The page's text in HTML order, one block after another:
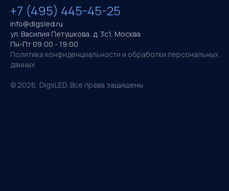
+7 (495) 445-45-25
info@digsled.ru
ул. Василия Петушкова, д. 3с1, Москва
Пн-Пт 09:00 - 19:00
Политика конфиденциальности и обработки персональных
данных
© 2026, DigsLED. Все права защищены